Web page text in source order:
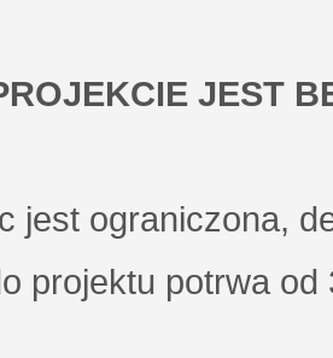
JEST
jest ograniczona,
projektu potrwa